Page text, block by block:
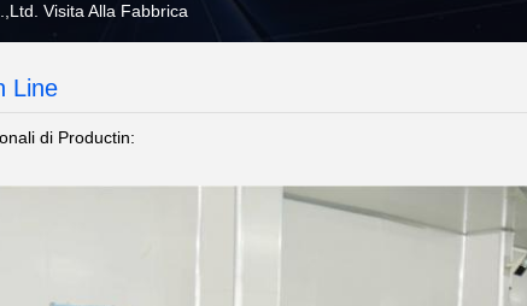
Visita Alla Fabbrica
Line
di Productin: